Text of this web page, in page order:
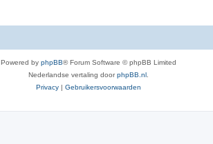
Powered by phpBB® Forum Software © phpBB Limited
Nederlandse vertaling doorphpBB.nl
Privacy | Gebruikersvoorwaarden